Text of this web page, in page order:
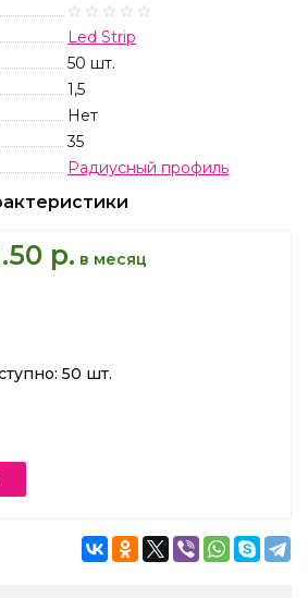
Led Strip
50 шт.
1,5
Нет
35
Радиусный профиль
р. в месяц
50 шт.